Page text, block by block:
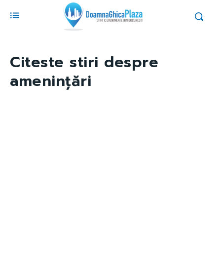
Citeste stiri despre
amenințări